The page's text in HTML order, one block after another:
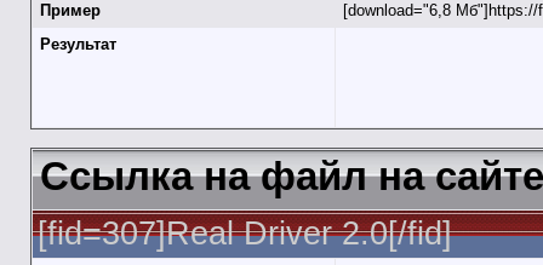
Пример
[download="6,8 Мб"]https://
Результат
Ссылка на файл на сайте
[fid=307]Real Driver 2.0[/fid]